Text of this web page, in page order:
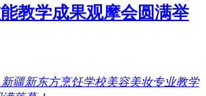
教学成果观摩会圆满举